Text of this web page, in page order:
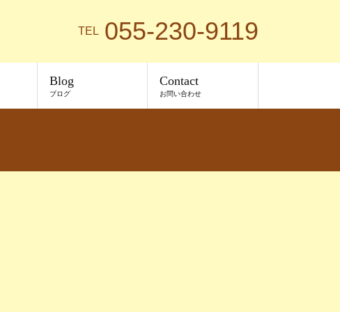
TEL 055-230-9119
Blog
ブログ
Contact
お問い合わせ